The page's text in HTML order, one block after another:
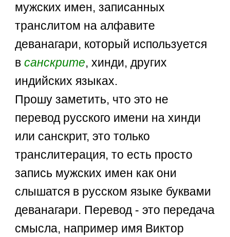
мужских имен, записанных
транслитом на алфавите
деванагари, который используется
всанскрите, хинди, других
индийских языках.
Прошу заметить, что это не
перевод русского имени на хинди
или санскрит, это только
транслитерация, то есть просто
запись мужских имен как они
слышатся в русском языке буквами
деванагари. Перевод - это передача
смысла, например имя Виктор